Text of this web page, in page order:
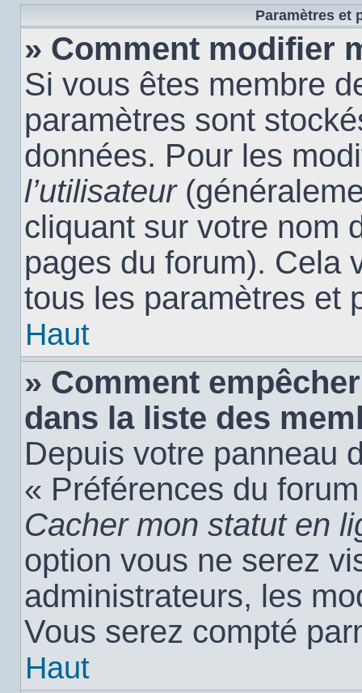
Paramètres et
» Comment modifier
Si vous êtes membre
paramètres sont
données. Pour les
l’utilisateur
cliquant sur votre nom
pages du forum). Cela
tous les paramètres et
Haut
» Comment
dans la liste des
Depuis votre panneau
« Préférences du
Cacher mon statut en
option vous ne serez
administrateurs, les
Vous serez compté
Haut